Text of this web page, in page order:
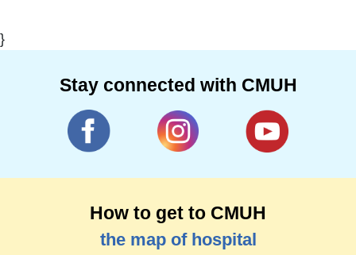
}
Stay connected with CMUH
How to get to CMUH
the map of hospital